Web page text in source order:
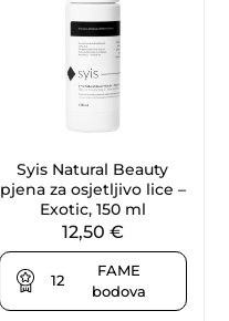
Syis Natural Beauty
pjena za osjetljivo lice –
Exotic, 150 ml
12,50 €
12
FAME
bodova